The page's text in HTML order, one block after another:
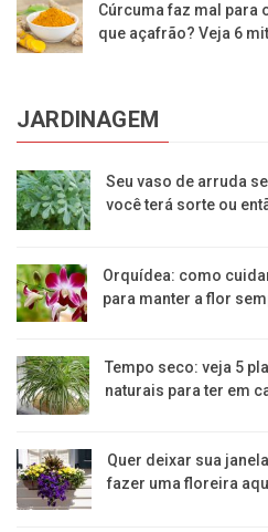
Cúrcuma faz mal para
que açafrão? Veja 6
JARDINAGEM
Seu vaso de arruda
você terá sorte ou
Orquídea: como
para manter a flor
Tempo seco: veja 5
naturais para ter em
Quer deixar sua
fazer uma floreira